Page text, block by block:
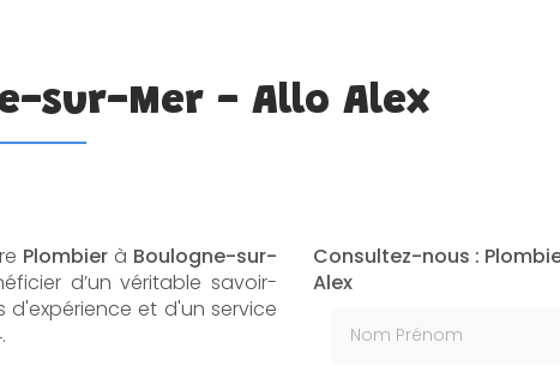
sur-Mer - Allo Alex
Plombierà Boulogne-sur-
d’un véritable savoir-
d'expérience et d'un service
Consultez-nous :
Alex